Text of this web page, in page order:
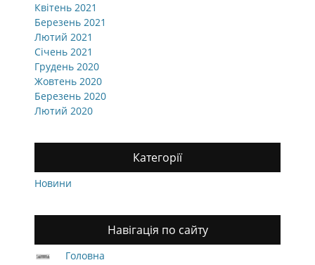
Квітень 2021
Березень 2021
Лютий 2021
Січень 2021
Грудень 2020
Жовтень 2020
Березень 2020
Лютий 2020
Категорії
Новини
Навігація по сайту
Головна